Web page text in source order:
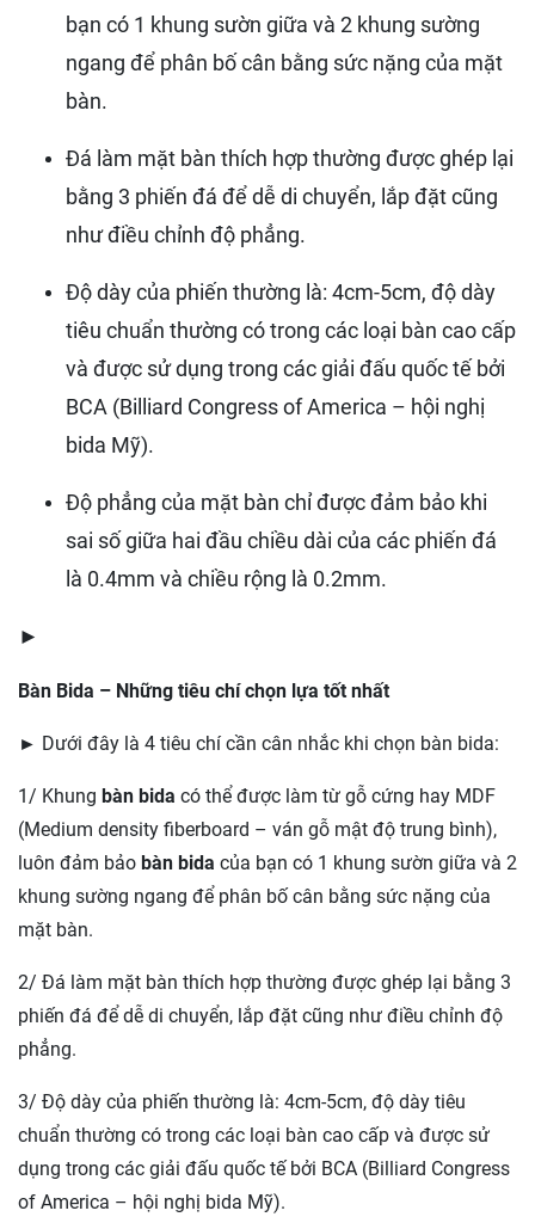
bạn có 1 khung sườn giữa và 2 khung sường
ngang để phân bố cân bằng sức nặng của mặt
bàn.
Đá làm mặt bàn thích hợp thường được ghép lại
bằng 3 phiến đá để dễ di chuyển, lắp đặt cũng
như điều chỉnh độ phẳng.
Độ dày của phiến thường là: 4cm-5cm, độ dày
tiêu chuẩn thường có trong các loại bàn cao cấp
và được sử dụng trong các giải đấu quốc tế bởi
BCA (Billiard Congress of America – hội nghị
bida Mỹ).
Độ phẳng của mặt bàn chỉ được đảm bảo khi
sai số giữa hai đầu chiều dài của các phiến đá
là 0.4mm và chiều rộng là 0.2mm.
►
Bàn Bida – Những tiêu chí chọn lựa tốt nhất
► Dưới đây là 4 tiêu chí cần cân nhắc khi chọn bàn bida:
1/ Khung bàn bida có thể được làm từ gỗ cứng hay MDF
(Medium density fiberboard – ván gỗ mật độ trung bình),
luôn đảm bảo bàn bida của bạn có 1 khung sườn giữa và 2
khung sường ngang để phân bố cân bằng sức nặng của
mặt bàn.
2/ Đá làm mặt bàn thích hợp thường được ghép lại bằng 3
phiến đá để dễ di chuyển, lắp đặt cũng như điều chỉnh độ
phẳng.
3/ Độ dày của phiến thường là: 4cm-5cm, độ dày tiêu
chuẩn thường có trong các loại bàn cao cấp và được sử
dụng trong các giải đấu quốc tế bởi BCA (Billiard Congress
of America – hội nghị bida Mỹ).